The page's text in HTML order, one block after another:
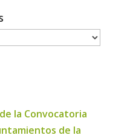
la Convocatoria
de la